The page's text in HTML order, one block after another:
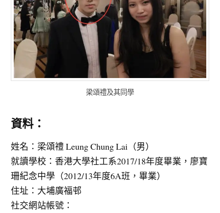
梁頌禮及其同學
資料：
姓名：梁頌禮 Leung Chung Lai（男）
就讀學校：香港大學社工系2017/18年度畢業，廖寶
珊紀念中學（2012/13年度6A班，畢業）
住址：大埔廣福邨
社交網站帳號：